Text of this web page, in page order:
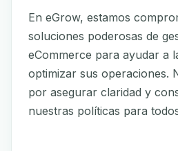
En eGrow, estamos
soluciones poderosas de
eCommerce para ayudar a
optimizar sus operaciones.
por asegurar claridad y
nuestras políticas para